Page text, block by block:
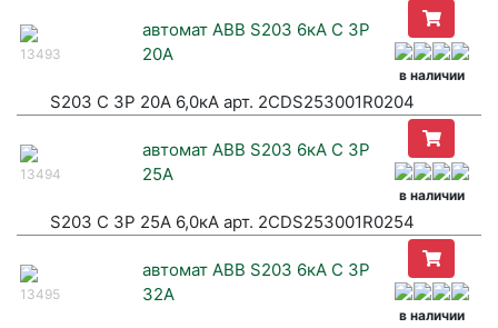
13493
автомат ABB S203 6кА C 3P
20A
в наличии
S203 C 3P 20A 6,0кА арт. 2CDS253001R0204
13494
автомат ABB S203 6кА C 3P
25A
в наличии
S203 C 3P 25A 6,0кА арт. 2CDS253001R0254
13495
автомат ABB S203 6кА C 3P
32A
в наличии